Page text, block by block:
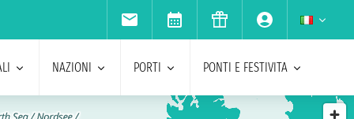
NAZIONI PORTI PONTI E FESTIVITA